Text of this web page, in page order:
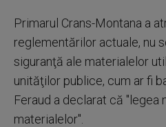
Primarul Crans-Montana a
reglementărilor actuale, nu
siguranţă ale materialelor
unităţilor publice, cum ar fi
Feraud a declarat că "legea
materialelor".